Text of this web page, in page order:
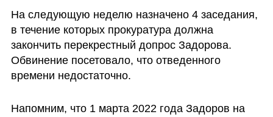
На следующую неделю назначено 4 заседания,
в течение которых прокуратура должна
закончить перекрестный допрос Задорова.
Обвинение посетовало, что отведенного
времени недостаточно.
Напомним, что 1 марта 2022 года Задоров на